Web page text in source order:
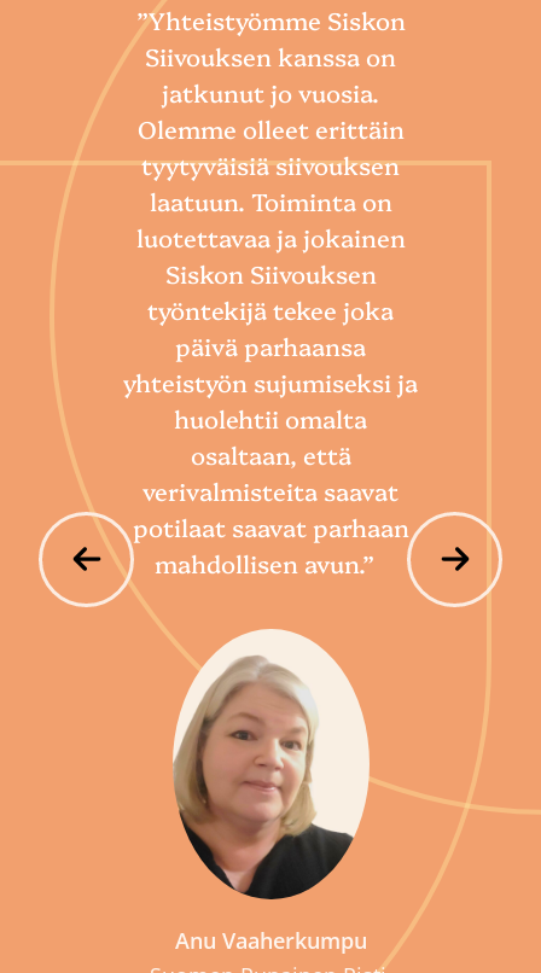
”Yhteistyömme Siskon
Siivouksen kanssa on
jatkunut jo vuosia.
Olemme olleet erittäin
tyytyväisiä siivouksen
laatuun. Toiminta on
luotettavaa ja jokainen
Siskon Siivouksen
työntekijä tekee joka
päivä parhaansa
yhteistyön sujumiseksi ja
huolehtii omalta
osaltaan, että
verivalmisteita saavat
potilaat saavat parhaan
mahdollisen avun.”
Anu Vaaherkumpu